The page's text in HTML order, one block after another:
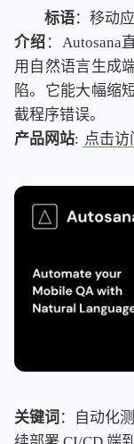
标语：移动
介绍 ：Autosana
用自然语言生成
陷。它能大幅缩
截程序错误。
产品网站: 点击访
关键词 ：自动化